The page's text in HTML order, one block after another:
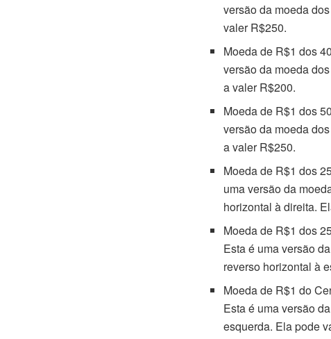
versão da moeda
valer R$250.
Moeda de R$1 dos
versão da moeda
a valer R$200.
Moeda de R$1 dos
versão da moeda
a valer R$250.
Moeda de R$1 dos
uma versão da
horizontal à direita.
Moeda de R$1 dos
Esta é uma versão
reverso horizontal à
Moeda de R$1 do
Esta é uma versão
esquerda. Ela pode